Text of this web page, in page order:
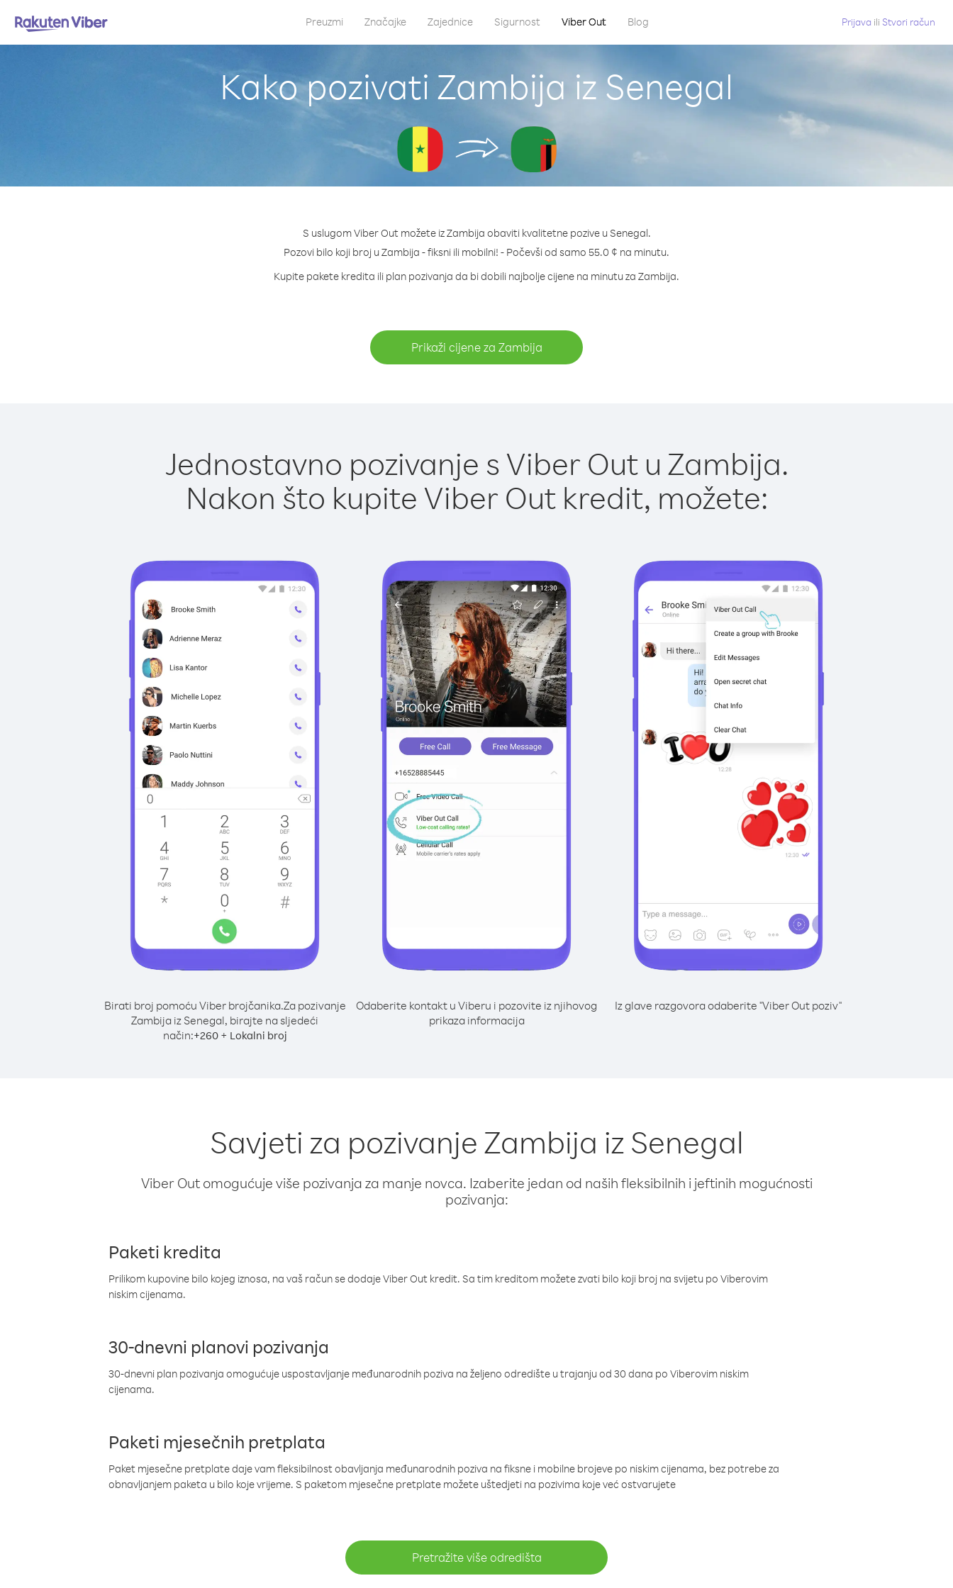
Preuzmi Značajke Zajednice Sigurnost Viber Out Blog Prijava ili Stvori račun
Kako pozivati Zambija iz Senegal
S uslugom Viber Out možete iz Zambija obaviti kvalitetne pozive u Senegal.
Pozovi bilo koji broj u Zambija - fiksni ili mobilni! - Počevši od samo 55.0 ¢ na minutu.
Kupite pakete kredita ili plan pozivanja da bi dobili najbolje cijene na minutu za Zambija.
Prikaži cijene za Zambija
Jednostavno pozivanje s Viber Out u Zambija.
Nakon što kupite Viber Out kredit, možete:
Birati broj pomoću Viber brojčanika.Za pozivanje
Zambija iz Senegal, birajte na sljedeći
način:+260+ Lokalni broj
Odaberite kontakt u Viberu i pozovite iz njihovog
prikaza informacija
Iz glave razgovora odaberite "Viber Out poziv"
Savjeti za pozivanje Zambija iz Senegal
Viber Out omogućuje više pozivanja za manje novca. Izaberite jedan od naših fleksibilnih i jeftinih mogućnosti
pozivanja:
Paketi kredita
Prilikom kupovine bilo kojeg iznosa, na vaš račun se dodaje Viber Out kredit. Sa tim kreditom možete zvati bilo koji broj na svijetu po Viberovim
niskim cijenama.
30-dnevni planovi pozivanja
30-dnevni plan pozivanja omogućuje uspostavljanje međunarodnih poziva na željeno odredište u trajanju od 30 dana po Viberovim niskim
cijenama.
Paketi mjesečnih pretplata
Paket mjesečne pretplate daje vam fleksibilnost obavljanja međunarodnih poziva na fiksne i mobilne brojeve po niskim cijenama, bez potrebe za
obnavljanjem paketa u bilo koje vrijeme. S paketom mjesečne pretplate možete uštedjeti na pozivima koje već ostvarujete
Pretražite više odredišta